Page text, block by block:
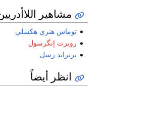
مشاهير
توماس هنري هكسلي
روبرت إنگرسول
برتراند رسل
انظر أيضاً